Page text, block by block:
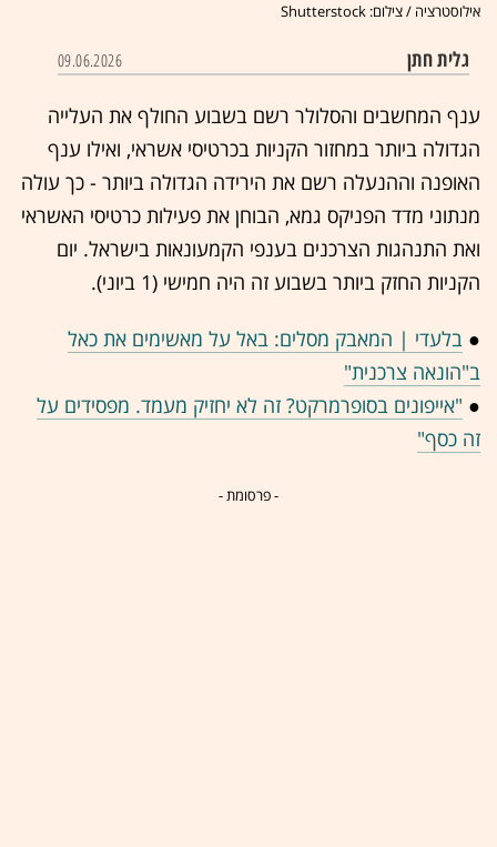
אילוסטרציה / צילום: Shutterstock
גלית חתן 09.06.2026
ענף המחשבים והסלולר רשם בשבוע החולף את העלייה
הגדולה ביותר במחזור הקניות בכרטיסי אשראי, ואילו ענף
האופנה וההנעלה רשם את הירידה הגדולה ביותר - כך עולה
מנתוני מדד הפניקס גמא, הבוחן את פעילות כרטיסי האשראי
ואת התנהגות הצרכנים בענפי הקמעונאות בישראל. יום
הקניות החזק ביותר בשבוע זה היה חמישי (1 ביוני).
● בלעדי | המאבק מסלים: באל על מאשימים את כאל
ב"הונאה צרכנית"
● "אייפונים בסופרמרקט? זה לא יחזיק מעמד. מפסידים על
זה כסף"
- פרסומת -